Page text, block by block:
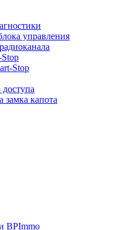
управления
Stop
замка капота
BPImmo